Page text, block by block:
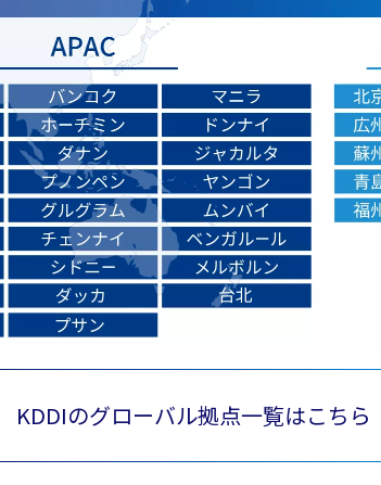
KDDIのグローバル拠点一覧はこちら